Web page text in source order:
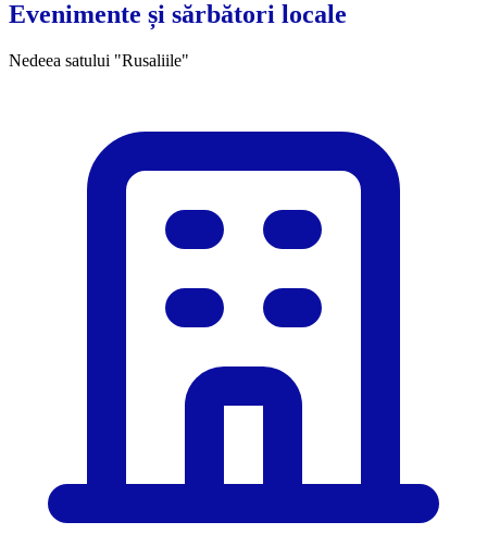
Evenimente și sărbători locale
Nedeea satului "Rusaliile"